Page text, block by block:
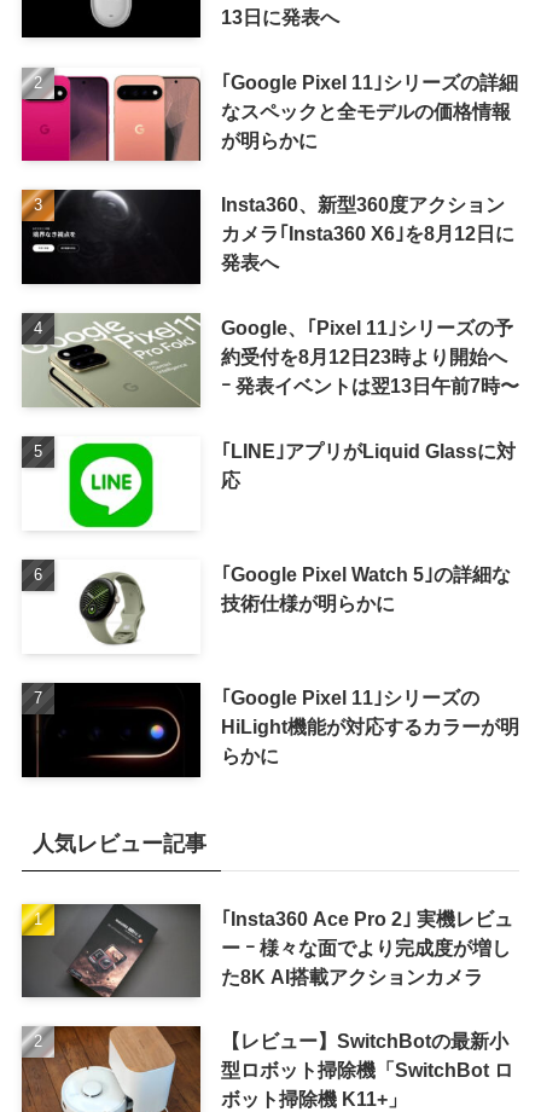
13日に発表へ
｢Google Pixel 11｣シリーズの詳細
なスペックと全モデルの価格情報
が明らかに
Insta360、新型360度アクション
カメラ｢Insta360 X6｣を8月12日に
発表へ
Google、｢Pixel 11｣シリーズの予
約受付を8月12日23時より開始へ
ｰ 発表イベントは翌13日午前7時〜
｢LINE｣アプリがLiquid Glassに対
応
｢Google Pixel Watch 5｣の詳細な
技術仕様が明らかに
｢Google Pixel 11｣シリーズの
HiLight機能が対応するカラーが明
らかに
人気レビュー記事
｢Insta360 Ace Pro 2｣ 実機レビュ
ー ｰ 様々な面でより完成度が増し
た8K AI搭載アクションカメラ
【レビュー】SwitchBotの最新小
型ロボット掃除機「SwitchBot ロ
ボット掃除機 K11+」